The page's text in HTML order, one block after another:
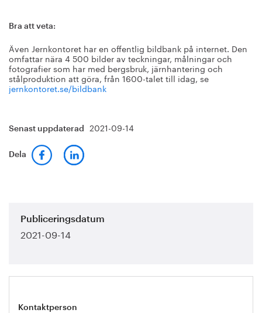
Bra att veta:
Även Jernkontoret har en offentlig bildbank på internet. Den
omfattar nära 4 500 bilder av teckningar, målningar och
fotografier som har med bergsbruk, järnhantering och
stålproduktion att göra, från 1600-talet till idag, se
jernkontoret.se/bildbank
Senast uppdaterad 2021-09-14
Dela
Publiceringsdatum
2021-09-14
Kontaktperson